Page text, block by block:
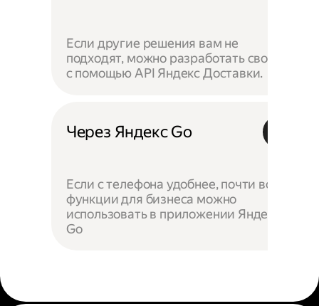
Если другие решения вам не
подходят, можно разработать своё —
с помощью API Яндекс Доставки.
Через Яндекс Go
Если с телефона удобнее, почти все
функции для бизнеса можно
использовать в приложении Яндекс
Go